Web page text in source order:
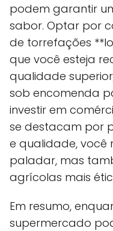
podem garantir
sabor. Optar por
de torrefações
que você esteja
qualidade
sob encomenda
investir em
se destacam por
e qualidade, você
paladar, mas
agrícolas mais
Em resumo,
supermercado